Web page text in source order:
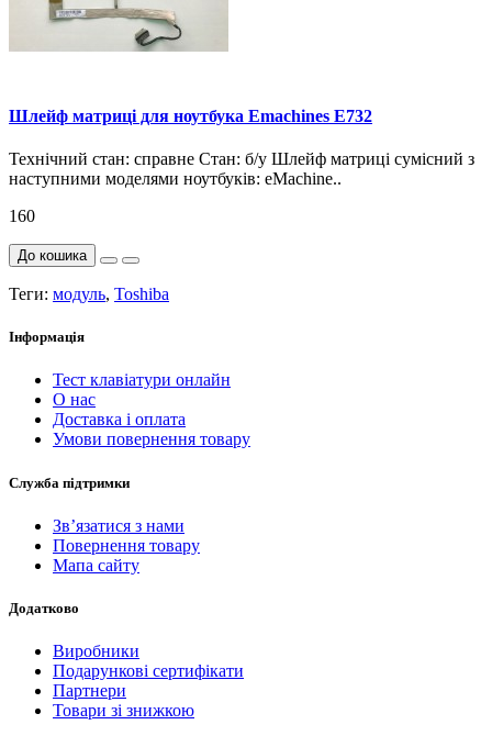
Шлейф матриці для ноутбука Emachines E732
Технічний стан: справне Стан: б/у Шлейф матриці сумісний з
наступними моделями ноутбуків: eMachine..
160
До кошика
Теги: модуль, Toshiba
Інформація
Тест клавіатури онлайн
О нас
Доставка і оплата
Умови повернення товару
Служба підтримки
Зв’язатися з нами
Повернення товару
Мапа сайту
Додатково
Виробники
Подарункові сертифікати
Партнери
Товари зі знижкою